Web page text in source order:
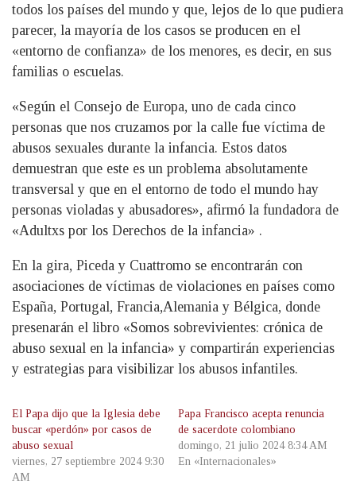
todos los países del mundo y que, lejos de lo que pudiera
parecer, la mayoría de los casos se producen en el
«entorno de confianza» de los menores, es decir, en sus
familias o escuelas.
«Según el Consejo de Europa, uno de cada cinco
personas que nos cruzamos por la calle fue víctima de
abusos sexuales durante la infancia. Estos datos
demuestran que este es un problema absolutamente
transversal y que en el entorno de todo el mundo hay
personas violadas y abusadores», afirmó la fundadora de
«Adultxs por los Derechos de la infancia» .
En la gira, Piceda y Cuattromo se encontrarán con
asociaciones de víctimas de violaciones en países como
España, Portugal, Francia,Alemania y Bélgica, donde
presenarán el libro «Somos sobrevivientes: crónica de
abuso sexual en la infancia» y compartirán experiencias
y estrategias para visibilizar los abusos infantiles.
El Papa dijo que la Iglesia debe
buscar «perdón» por casos de
abuso sexual
viernes, 27 septiembre 2024 9:30
AM
Papa Francisco acepta renuncia
de sacerdote colombiano
domingo, 21 julio 2024 8:34 AM
En «Internacionales»